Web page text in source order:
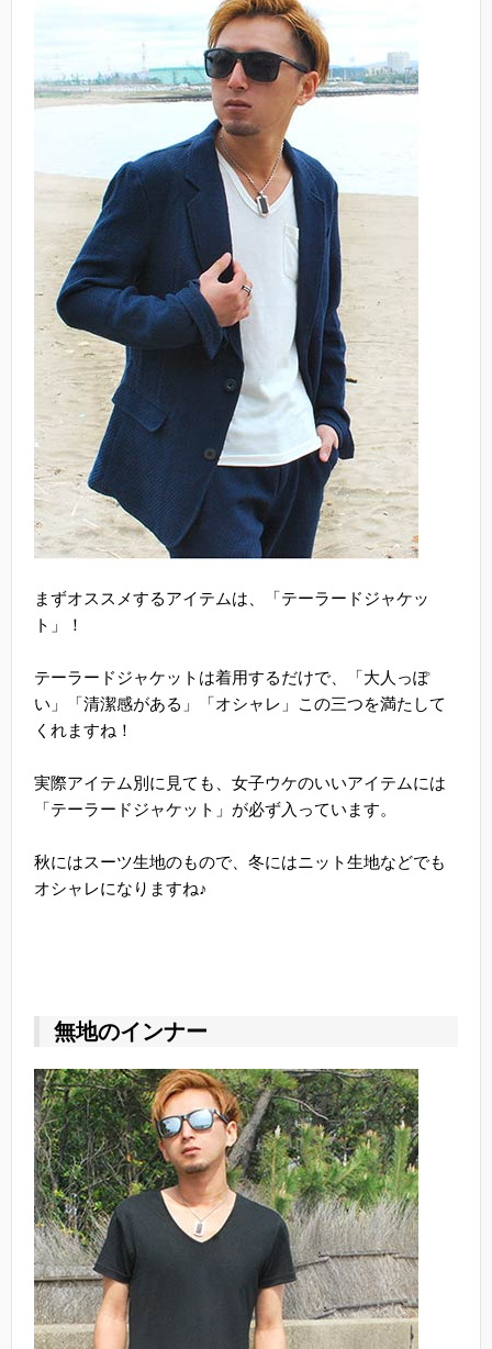
まずオススメするアイテムは、「テーラードジャケッ
ト」！
テーラードジャケットは着用するだけで、「大人っぽ
い」「清潔感がある」「オシャレ」この三つを満たして
くれますね！
実際アイテム別に見ても、女子ウケのいいアイテムには
「テーラードジャケット」が必ず入っています。
秋にはスーツ生地のもので、冬にはニット生地などでも
オシャレになりますね♪
無地のインナー